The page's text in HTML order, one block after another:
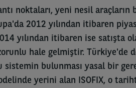
noktaları, yeni nesil
2012 yılından itibaren
yılından itibaren ise satışta
hale gelmiştir. Türkiye'de
sistemin bulunması yasal bir
yerini alan ISOFIX, o